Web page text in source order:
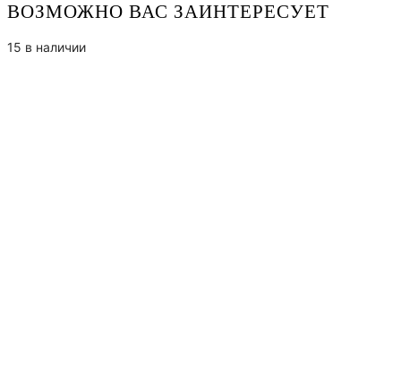
ВОЗМОЖНО ВАС ЗАИНТЕРЕСУЕТ
15 в наличии